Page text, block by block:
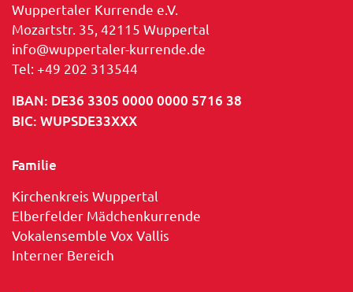
Wuppertaler Kurrende e.V.
Mozartstr. 35, 42115 Wuppertal
info@wuppertaler-kurrende.de
Tel: +49 202 313544
IBAN: DE36 3305 0000 0000 5716 38
BIC: WUPSDE33XXX
Familie
Kirchenkreis Wuppertal
Elberfelder Mädchenkurrende
Vokalensemble Vox Vallis
Interner Bereich